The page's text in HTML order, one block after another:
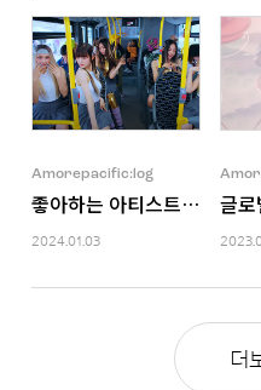
Amorepacific:log
좋아하는 아티스트에 투자
2024.01.03
글
더